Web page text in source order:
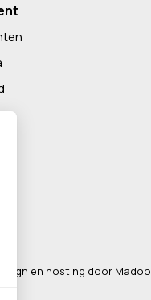
en hosting door Madoo